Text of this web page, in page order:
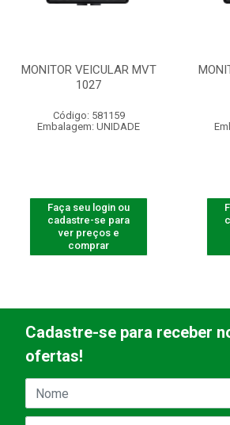
MONITOR VEICULAR MVT
1027
Código: 581159
Embalagem: UNIDADE
Faça seu login ou
cadastre-se para
ver preços e
comprar
Cadastre-se para receber
ofertas!